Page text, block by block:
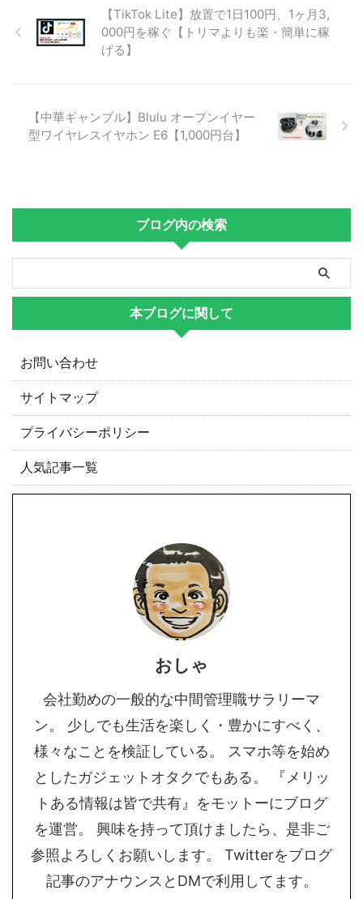
【TikTok Lite】放置で1日100円、1ヶ月3,
000円を稼ぐ【トリマよりも楽・簡単に稼
げる】
【中華ギャンブル】Blulu オープンイヤー
型ワイヤレスイヤホン E6【1,000円台】
ブログ内の検索
本ブログに関して
お問い合わせ
サイトマップ
プライバシーポリシー
人気記事一覧
おしゃ
会社勤めの一般的な中間管理職サラリーマ
ン。 少しでも生活を楽しく・豊かにすべく、
様々なことを検証している。 スマホ等を始め
としたガジェットオタクでもある。 『メリッ
トある情報は皆で共有』をモットーにブログ
を運営。 興味を持って頂けましたら、是非ご
参照よろしくお願いします。 Twitterをブログ
記事のアナウンスとDMで利用してます。